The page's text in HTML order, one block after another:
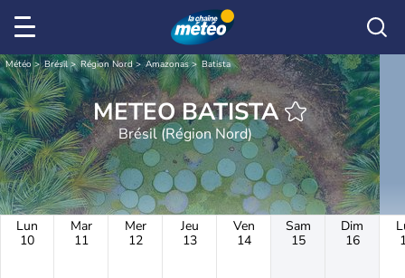
Météo Brésil Région Nord Amazonas Batista
METEO BATISTA
Brésil (Région Nord)
Lun
10
Mar
11
Mer
12
Jeu
13
Ven
14
Sam
15
Dim
16